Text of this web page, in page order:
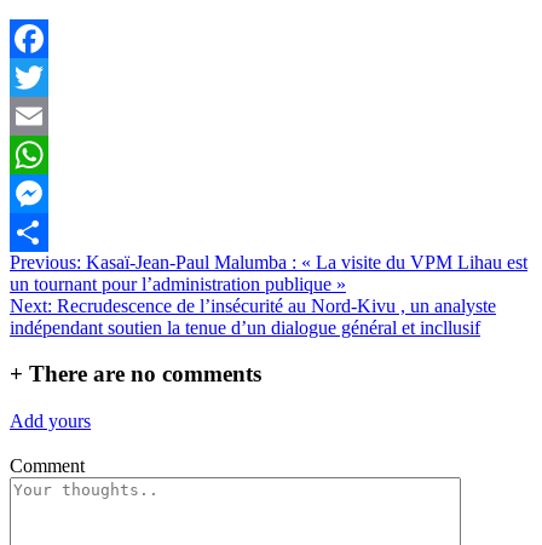
Facebook
Twitter
Email
WhatsApp
Messenger
Partager
Navigation
de
l’article
Previous: Kasaï-Jean-Paul Malumba : « La visite du VPM Lihau est
un tournant pour l’administration publique »
Next: Recrudescence de l’insécurité au Nord-Kivu , un analyste
indépendant soutien la tenue d’un dialogue général et incllusif
+ There are no comments
Add yours
Comment